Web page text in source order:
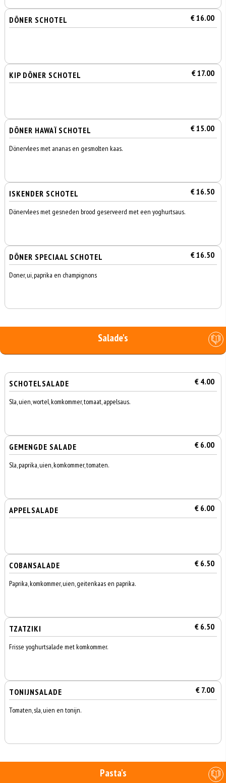
DÖNER SCHOTEL € 16.00
KIP DÖNER SCHOTEL € 17.00
DÖNER HAWAÏ SCHOTEL € 15.00
Dönervlees met ananas en gesmolten kaas.
ISKENDER SCHOTEL € 16.50
Dönervlees met gesneden brood geserveerd met een yoghurtsaus.
DÖNER SPECIAAL SCHOTEL € 16.50
Doner, ui, paprika en champignons
Salade's
SCHOTELSALADE € 4.00
Sla, uien, wortel, komkommer, tomaat, appelsaus.
GEMENGDE SALADE € 6.00
Sla, paprika, uien, komkommer, tomaten.
APPELSALADE € 6.00
COBANSALADE € 6.50
Paprika, komkommer, uien, geitenkaas en paprika.
TZATZIKI € 6.50
Frisse yoghurtsalade met komkommer.
TONIJNSALADE € 7.00
Tomaten, sla, uien en tonijn.
Pasta's